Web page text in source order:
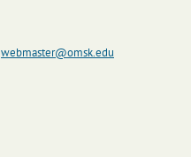
webmaster@omsk.edu